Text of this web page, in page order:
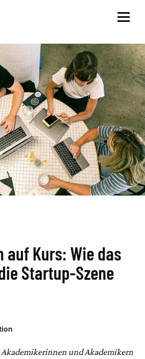
auf Kurs: Wie das
Startup-Szene
und Akademikern